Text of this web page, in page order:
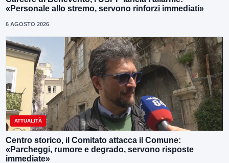
«Personale allo stremo, servono rinforzi immediati»
6 AGOSTO 2026
ATTUALITÀ
Centro storico, il Comitato attacca il Comune:
«Parcheggi, rumore e degrado, servono risposte
immediate»